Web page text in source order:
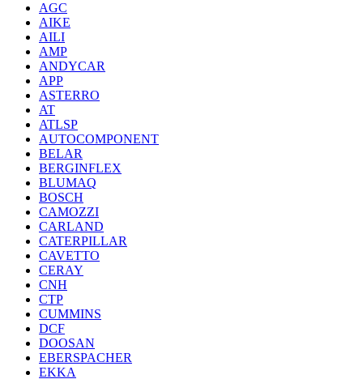
AGC
AIKE
AILI
AMP
ANDYCAR
APP
ASTERRO
AT
ATLSP
AUTOCOMPONENT
BELAR
BERGINFLEX
BLUMAQ
BOSCH
CAMOZZI
CARLAND
CATERPILLAR
CAVETTO
CERAY
CNH
CTP
CUMMINS
DCF
DOOSAN
EBERSPACHER
EKKA